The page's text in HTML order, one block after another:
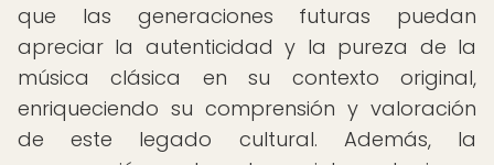
que las generaciones futuras puedan
apreciar la autenticidad y la pureza de la
música clásica en su contexto original,
enriqueciendo su comprensión y valoración
de este legado cultural. Además, la